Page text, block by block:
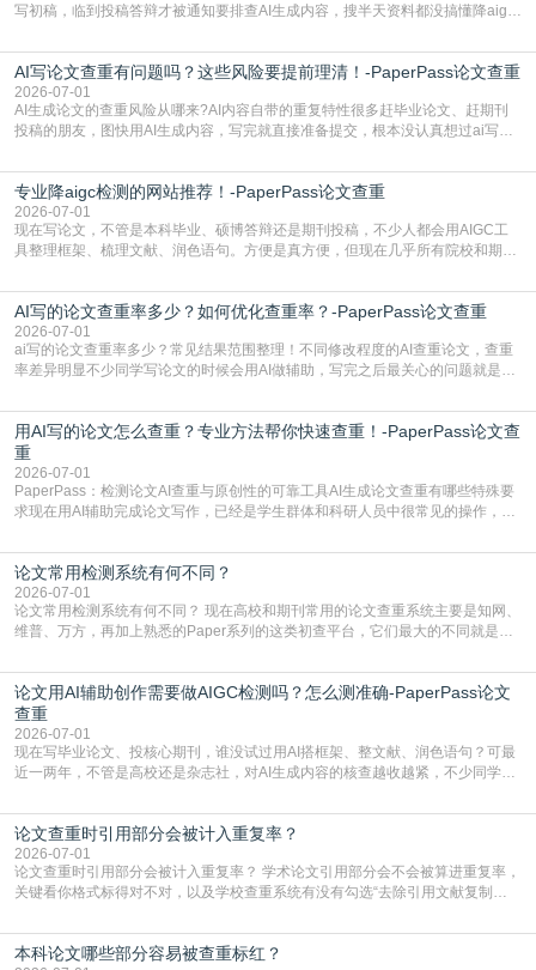
写初稿，临到投稿答辩才被通知要排查AI生成内容，搜半天资料都没搞懂降aigc
怕是已经入行的科研人员，不少人也搞不清降aigc检测是啥，对相关要求摸不
准。其实，降aigc检测是伴随AIGC工具在学术领域普及诞生的新需求，核心是为
了满足现在高校、期刊对AI生
AI写论文查重有问题吗？这些风险要提前理清！-PaperPass论文查重
2026-07-01
AI生成论文的查重风险从哪来?AI内容自带的重复特性很多赶毕业论文、赶期刊
投稿的朋友，图快用AI生成内容，写完就直接准备提交，根本没认真想过ai写论
自带不可忽视的查重风险。AI训练依赖海量公开的文本数据，生成内容本质是基
于训练数据的概率拼接，不是从零开始的原创创作。生成过程中，很容易复用已
有的高频公共表述，甚至直接拼接已经公开
专业降aigc检测的网站推荐！-PaperPass论文查重
2026-07-01
现在写论文，不管是本科毕业、硕博答辩还是期刊投稿，不少人都会用AIGC工
具整理框架、梳理文献、润色语句。方便是真方便，但现在几乎所有院校和期刊
五遍还是过不了预检测的大有人在，这时候，找到靠谱的降AIGC检测率的网
站，就能少走好多弯路。PaperPass：守护学术原创性的智能伙伴AIGC生成内
容的学术合规痛点去年帮一个本科师弟改
AI写的论文查重率多少？如何优化查重率？-PaperPass论文查重
2026-07-01
ai写的论文查重率多少？常见结果范围整理！不同修改程度的AI查重论文，查重
率差异明显不少同学写论文的时候会用AI做辅助，写完之后最关心的问题就是ai
实际情况和大家想的不太一样。AI训练依赖海量公开学术文献、网络内容，生成
内容本质是按照语义概率拼接已有内容，很容易和已发布的作品撞重复，甚至会
直接引用整段已有内容，所以查重率偏高是
用AI写的论文怎么查重？专业方法帮你快速查重！-PaperPass论文查
重
2026-07-01
PaperPass：检测论文AI查重与原创性的可靠工具AI生成论文查重有哪些特殊要
求现在用AI辅助完成论文写作，已经是学生群体和科研人员中很常见的操作，不
但很多人忽略了，AI生成的内容天生带有重复风险——训练AI的数据集本身就包
含大量已公开的学术内容、网络原创内容，AI输出内容时很容易无意识拼接出重
复片
论文常用检测系统有何不同？
2026-07-01
论文常用检测系统有何不同？ 现在高校和期刊常用的论文查重系统主要是知网、
维普、万方，再加上熟悉的Paper系列的这类初查平台，它们最大的不同就是数
查数值误导。知网（CNKI）是学校定稿检测的绝对主流。本科用PMLC，含大学
生联合比对库，能比历届学长论文，硕博用VIP/TMLC，含学术论文联合比对
库，期刊投稿用AMLMC/SML
论文用AI辅助创作需要做AIGC检测吗？怎么测准确-PaperPass论文
查重
2026-07-01
现在写毕业论文、投核心期刊，谁没试过用AI搭框架、整文献、润色语句？可最
近一两年，不管是高校还是杂志社，对AI生成内容的核查越收越紧，不少同学投
真的太亏。提前做AIGC检测，已经成了很多过来人交稿前必做的一步。为什么
AIGC检测成了论文答辩投稿前的必备项？可能还有不少人觉得，我就用AI搭了个
框架，内容都是自己写的，至于做AIG
论文查重时引用部分会被计入重复率？
2026-07-01
论文查重时引用部分会被计入重复率？ 学术论文引用部分会不会被算进重复率，
关键看你格式标得对不对，以及学校查重系统有没有勾选“去除引用文献复制
独占一行，每条文献用[1][2]方括号编号、与正文一一对应，著录项符合GB/T
7714（作者、题名、刊名、年、卷期、页码齐全，标点用半角）；查重系统识别
本科论文哪些部分容易被查重标红？